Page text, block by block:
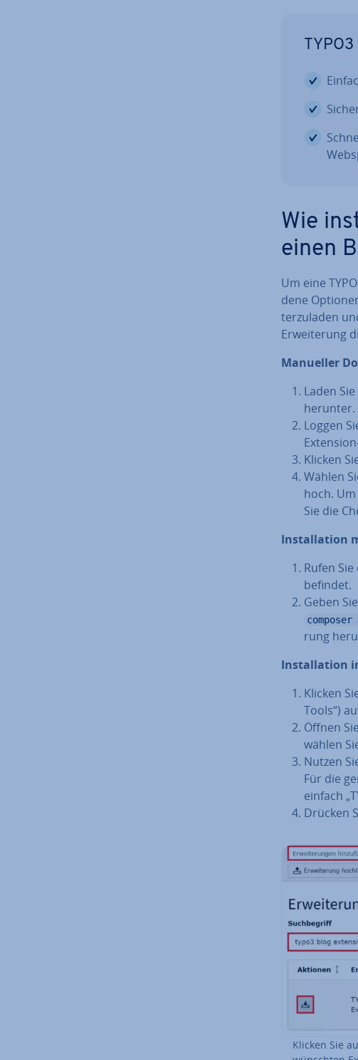
Wie
einen
Um eine
de­ne
ter­zu­la­den
Er­wei­te­rung
Manueller
Laden
herunter.
Loggen
Klicken
Wählen
hoch.
Sie die
In­stal­la­ti­on
Rufen
befindet.
Geben
rung
In­stal­la­ti­on
Klicken
Tools“)
Öffnen
wählen
Nutzen
Für die
einfach
Drücken
Klicken Sie